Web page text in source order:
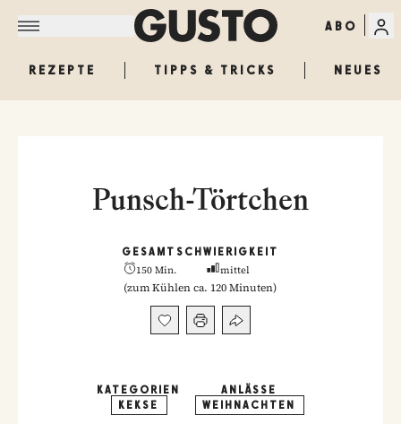
ABO
REZEPTE TIPPS & TRICKS NEUES
Punsch-Törtchen
GESAMT
150 Min.
SCHWIERIGKEIT
mittel
(zum Kühlen ca. 120 Minuten)
KATEGORIEN
KEKSE
ANLÄSSE
WEIHNACHTEN